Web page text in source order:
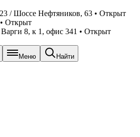
/ Шоссе Нефтяников, 63 • Открыт
• Открыт
8, к 1, офис 341 • Открыт
Меню Найти